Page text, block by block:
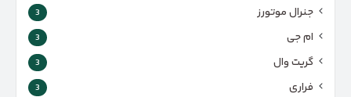
جنرال موتورز 3
ام جی 3
گریت وال 3
فراری 3